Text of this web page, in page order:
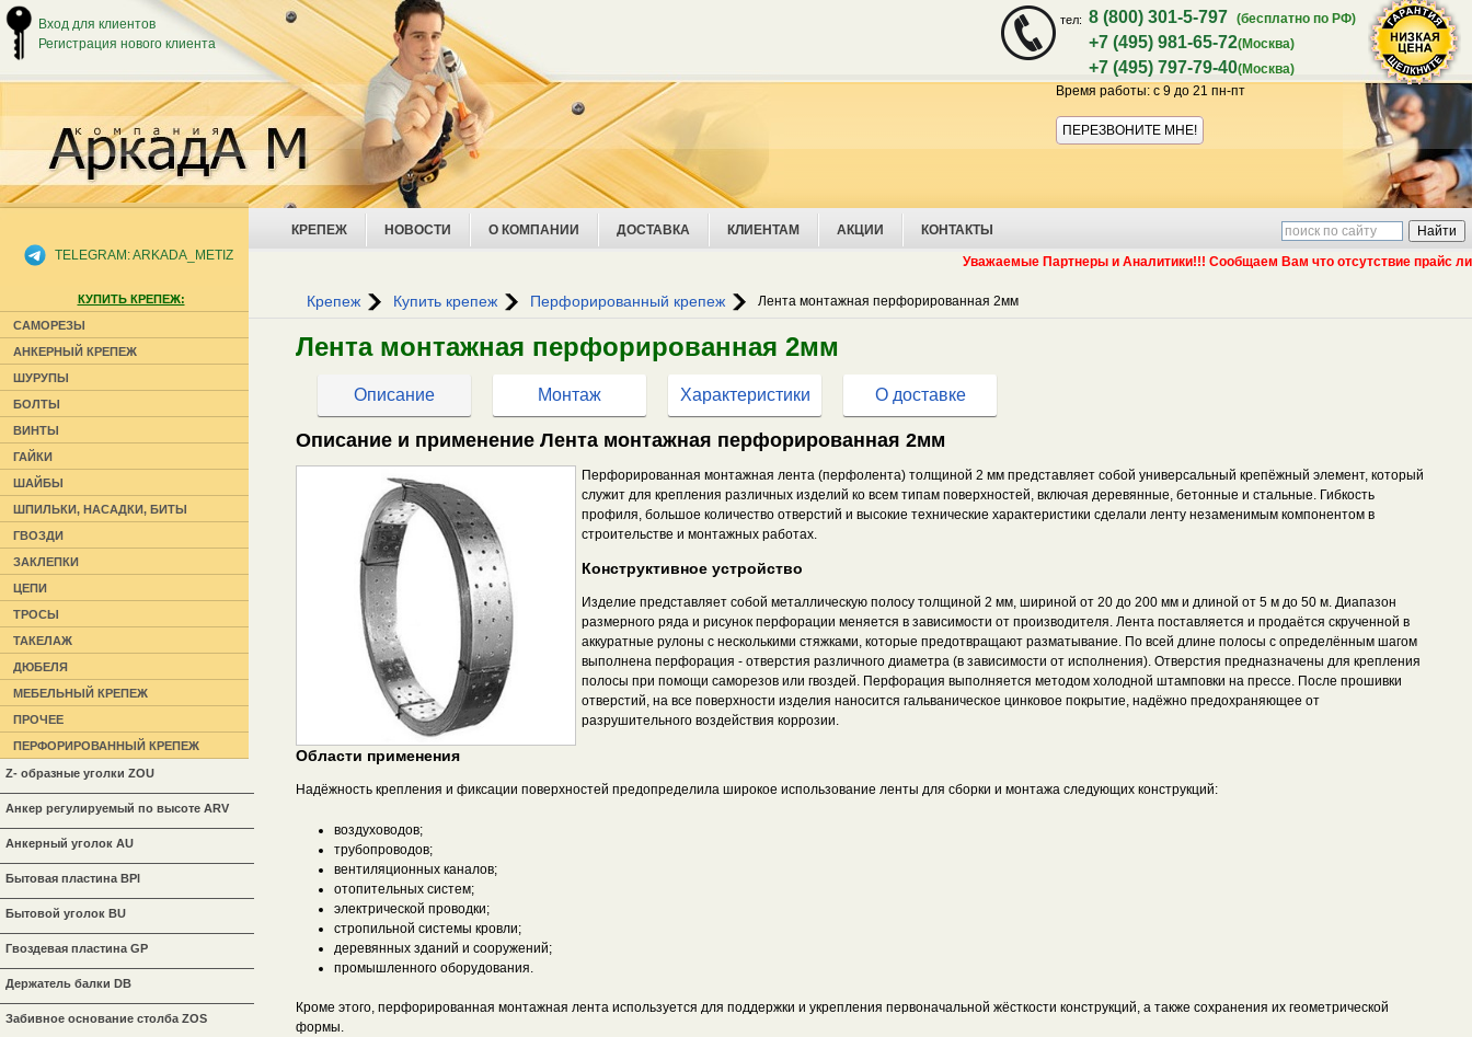
тел: 8 (800) 301-5-797 (бесплатно по РФ)
+7 (495) 981-65-72(Москва)
+7 (495) 797-79-40(Москва)
Время работы: с 9 до 21 пн-пт
ПЕРЕЗВОНИТЕ МНЕ!
Акция:
низкой цены!
КРЕПЕЖ НОВОСТИ О КОМПАНИИ ДОСТАВКА КЛИЕНТАМ АКЦИИ КОНТАКТЫ
Уважаемые Партнеры и Аналитики!!! Сообщаем Вам что отсутствие прайс листа и
Крепеж Купить крепеж Перфорированный крепеж Лента монтажная перфорированная 2мм
Лента монтажная перфорированная 2мм
Описание Монтаж Характеристики О доставке
Описание и применение Лента монтажная перфорированная 2мм
Перфорированная монтажная лента (перфолента) толщиной 2 мм представляет собой универсальный крепёжный элемент, который
служит для крепления различных изделий ко всем типам поверхностей, включая деревянные, бетонные и стальные. Гибкость
профиля, большое количество отверстий и высокие технические характеристики сделали ленту незаменимым компонентом в
строительстве и монтажных работах.
Конструктивное устройство
Изделие представляет собой металлическую полосу толщиной 2 мм, шириной от 20 до 200 мм и длиной от 5 м до 50 м. Диапазон
размерного ряда и рисунок перфорации меняется в зависимости от производителя. Лента поставляется и продаётся скрученной в
аккуратные рулоны с несколькими стяжками, которые предотвращают разматывание. По всей длине полосы с определённым шагом
выполнена перфорация - отверстия различного диаметра (в зависимости от исполнения). Отверстия предназначены для крепления
полосы при помощи саморезов или гвоздей. Перфорация выполняется методом холодной штамповки на прессе. После прошивки
отверстий, на все поверхности изделия наносится гальваническое цинковое покрытие, надёжно предохраняющее от
разрушительного воздействия коррозии.
Области применения
Надёжность крепления и фиксации поверхностей предопределила широкое использование ленты для сборки и монтажа следующих конструкций:
воздуховодов;
трубопроводов;
вентиляционных каналов;
отопительных систем;
электрической проводки;
стропильной системы кровли;
деревянных зданий и сооружений;
промышленного оборудования.
Кроме этого, перфорированная монтажная лента используется для поддержки и укрепления первоначальной жёсткости конструкций, а также сохранения их геометрической
формы.
TELEGRAM: ARKADA_METIZ
КУПИТЬ КРЕПЕЖ:
САМОРЕЗЫ
АНКЕРНЫЙ КРЕПЕЖ
ШУРУПЫ
БОЛТЫ
ВИНТЫ
ГАЙКИ
ШАЙБЫ
ШПИЛЬКИ, НАСАДКИ, БИТЫ
ГВОЗДИ
ЗАКЛЕПКИ
ЦЕПИ
ТРОСЫ
ТАКЕЛАЖ
ДЮБЕЛЯ
МЕБЕЛЬНЫЙ КРЕПЕЖ
ПРОЧЕЕ
ПЕРФОРИРОВАННЫЙ КРЕПЕЖ
Z- образные уголки ZOU
Анкер регулируемый по высоте ARV
Анкерный уголок AU
Бытовая пластина BPl
Бытовой уголок BU
Гвоздевая пластина GP
Держатель балки DB
Забивное основание столба ZOS
Вход для клиентов
Регистрация нового клиента